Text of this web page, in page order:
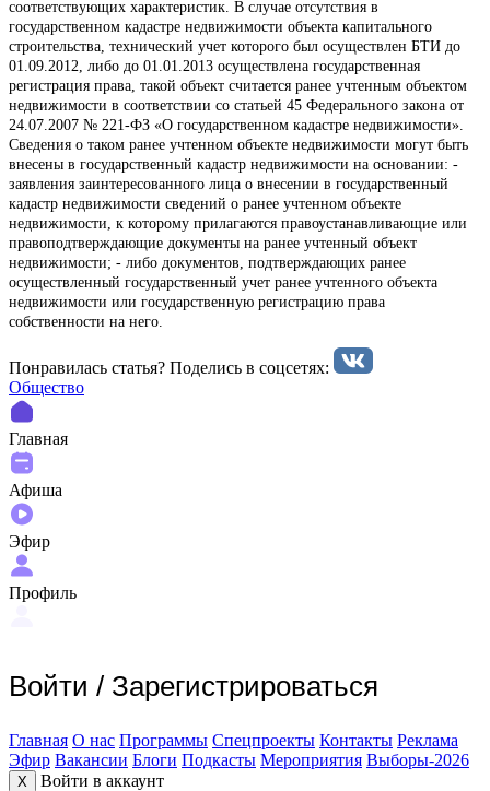
соответствующих характеристик. В случае отсутствия в
государственном кадастре недвижимости объекта капитального
строительства, технический учет которого был осуществлен БТИ до
01.09.2012, либо до 01.01.2013 осуществлена государственная
регистрация права, такой объект считается ранее учтенным объектом
недвижимости в соответствии со статьей 45 Федерального закона от
24.07.2007 № 221-ФЗ «О государственном кадастре недвижимости».
Сведения о таком ранее учтенном объекте недвижимости могут быть
внесены в государственный кадастр недвижимости на основании: -
заявления заинтересованного лица о внесении в государственный
кадастр недвижимости сведений о ранее учтенном объекте
недвижимости, к которому прилагаются правоустанавливающие или
правоподтверждающие документы на ранее учтенный объект
недвижимости; - либо документов, подтверждающих ранее
осуществленный государственный учет ранее учтенного объекта
недвижимости или государственную регистрацию права
собственности на него.
Понравилась статья? Поделиcь в соцсетях:
Общество
Главная
Афиша
Эфир
Профиль
Войти / Зарегистрироваться
Главная О нас Программы Спецпроекты Контакты Реклама
Эфир Вакансии Блоги Подкасты Мероприятия Выборы-2026
X
Войти в аккаунт